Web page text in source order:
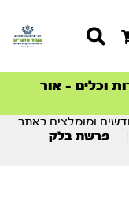
המלך
וכלים – אור
>המלך
ומומלצים באתר
פרשת בלק